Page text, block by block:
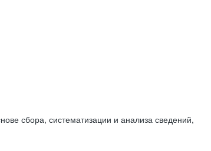
сбора, систематизации и анализа сведений,